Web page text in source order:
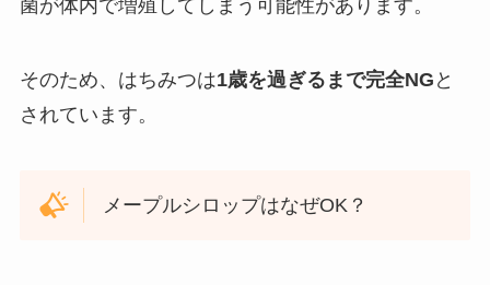
菌が体内で増殖してしまう可能性があります。
そのため、はちみつは1歳を過ぎるまで完全NG と
されています。
メープルシロップはなぜOK？